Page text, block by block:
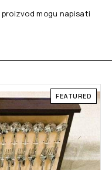
mogu napisati
FEATURED